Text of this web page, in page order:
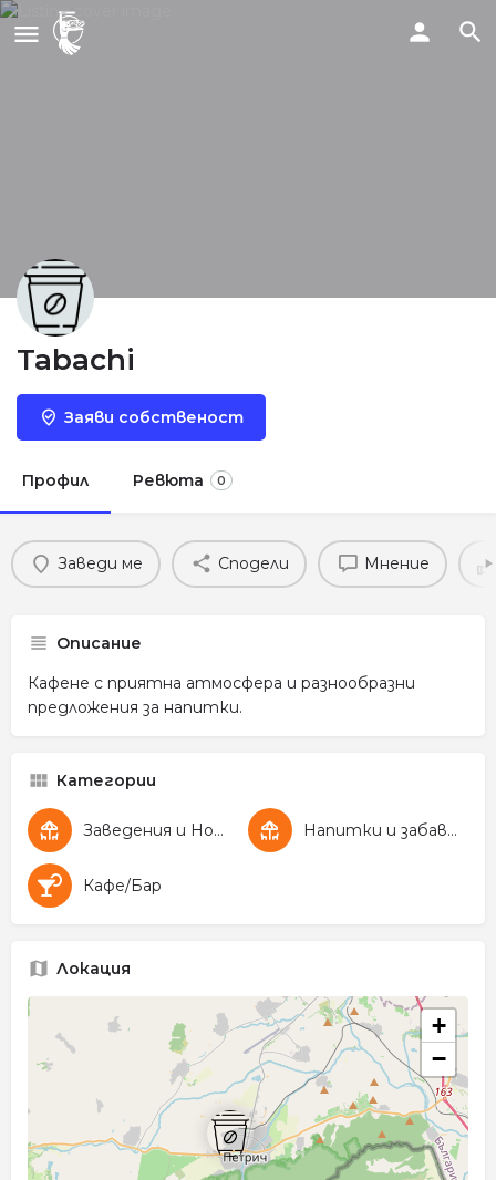
Tabachi
Заяви собственост
Профил Ревюта 0
Заведи ме Сподели Мнение
Описание
Кафене с приятна атмосфера и разнообразни
предложения за напитки.
Категории
Заведения и Нощен живот Напитки и забавление
Кафе/Бар
Локация
+
−